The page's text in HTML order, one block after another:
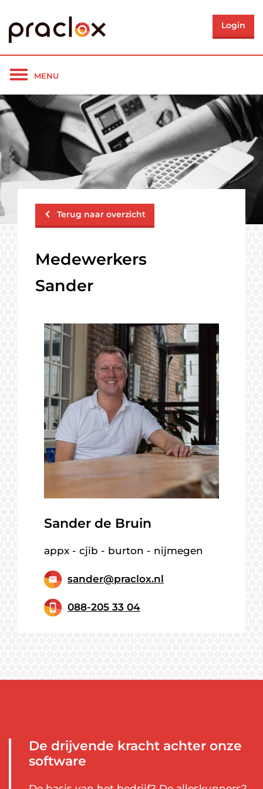
Login
Toon/verberg
MENU
Terug naar overzicht
Medewerkers
Sander
Sander de Bruin
appx - cjib - burton - nijmegen
sander@praclox.nl
088-205 33 04
De drijvende kracht achter onze
software